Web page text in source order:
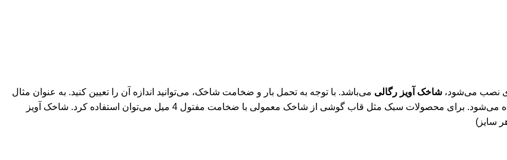
نصب می‌شود، شاخک آویز رگالی می‌باشد. با توجه به تحمل بار و ضخامت شاخک، می‌توانید اندازه آن را تعیین کنید. به عنوان مثال
برای محصولاتی همچون بدلیجات یا قاب و گلس گوشی موبایل می‌توان استفاده می‌شود. برای محصولات سبک مثل قاب گوشی از شاخک معمولی با ضخامت مفتول 4 میل می‌توان استفاده کرد. شاخک آویز